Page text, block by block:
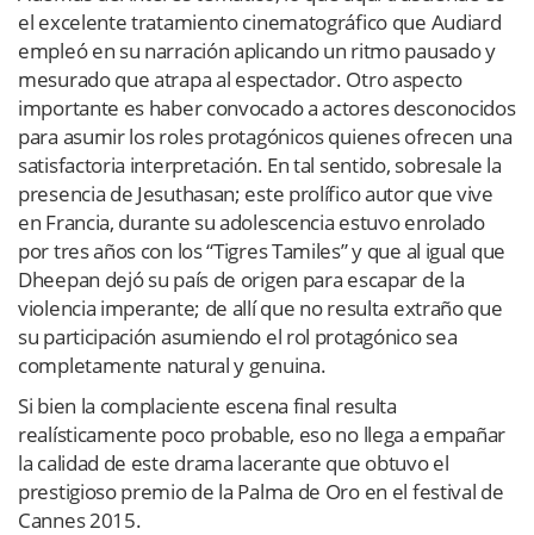
el excelente tratamiento cinematográfico que Audiard
empleó en su narración aplicando un ritmo pausado y
mesurado que atrapa al espectador. Otro aspecto
importante es haber convocado a actores desconocidos
para asumir los roles protagónicos quienes ofrecen una
satisfactoria interpretación. En tal sentido, sobresale la
presencia de Jesuthasan; este prolífico autor que vive
en Francia, durante su adolescencia estuvo enrolado
por tres años con los “Tigres Tamiles” y que al igual que
Dheepan dejó su país de origen para escapar de la
violencia imperante; de allí que no resulta extraño que
su participación asumiendo el rol protagónico sea
completamente natural y genuina.
Si bien la complaciente escena final resulta
realísticamente poco probable, eso no llega a empañar
la calidad de este drama lacerante que obtuvo el
prestigioso premio de la Palma de Oro en el festival de
Cannes 2015.